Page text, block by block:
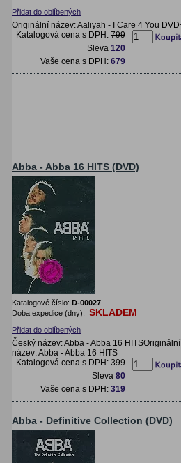
Přidat do oblíbených
Originální název: Aaliyah - I Care 4 You
Katalogová cena s DPH: 799
Sleva 120
Vaše cena s DPH: 679
Abba - Abba 16 HITS (DVD)
Katalogové číslo: D-00027
Doba expedice (dny): SKLADEM
Přidat do oblíbených
Český název: Abba - Abba 16 HITSOriginální
název: Abba - Abba 16 HITS
Katalogová cena s DPH: 399
Sleva 80
Vaše cena s DPH: 319
Abba - Definitive Collection (DVD)